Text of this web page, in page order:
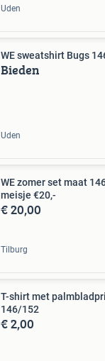
Uden
WE sweatshirt Bugs
Bieden
Uden
WE zomer set maat
meisje €20,-
€ 20,00
Tilburg
T-shirt met
146/152
€ 2,00